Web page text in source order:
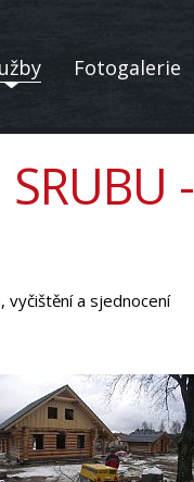
Fotogalerie
-
vyčištění a sjednocení